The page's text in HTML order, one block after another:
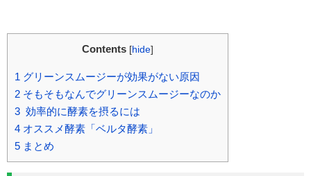
Contents [hide]
1 グリーンスムージーが効果がない原因
2 そもそもなんでグリーンスムージーなのか
3 効率的に酵素を摂るには
4 オススメ酵素「ベルタ酵素」
5 まとめ